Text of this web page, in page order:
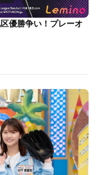
優勝争い！プレーオ